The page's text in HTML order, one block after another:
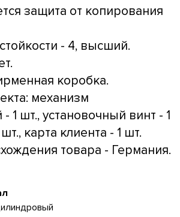
защита от копирования
- 4, высший.
коробка.
механизм
1 шт., установочный винт - 1
карта клиента - 1 шт.
товара - Германия.